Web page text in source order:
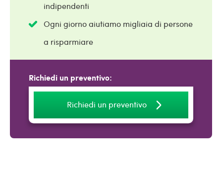
indipendenti
Ogni giorno aiutiamo migliaia di persone
a risparmiare
Richiedi un preventivo:
Richiedi un preventivo